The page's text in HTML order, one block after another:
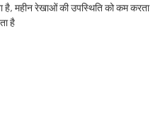
है, महीन रेखाओं की उपस्थिति को कम करता
है